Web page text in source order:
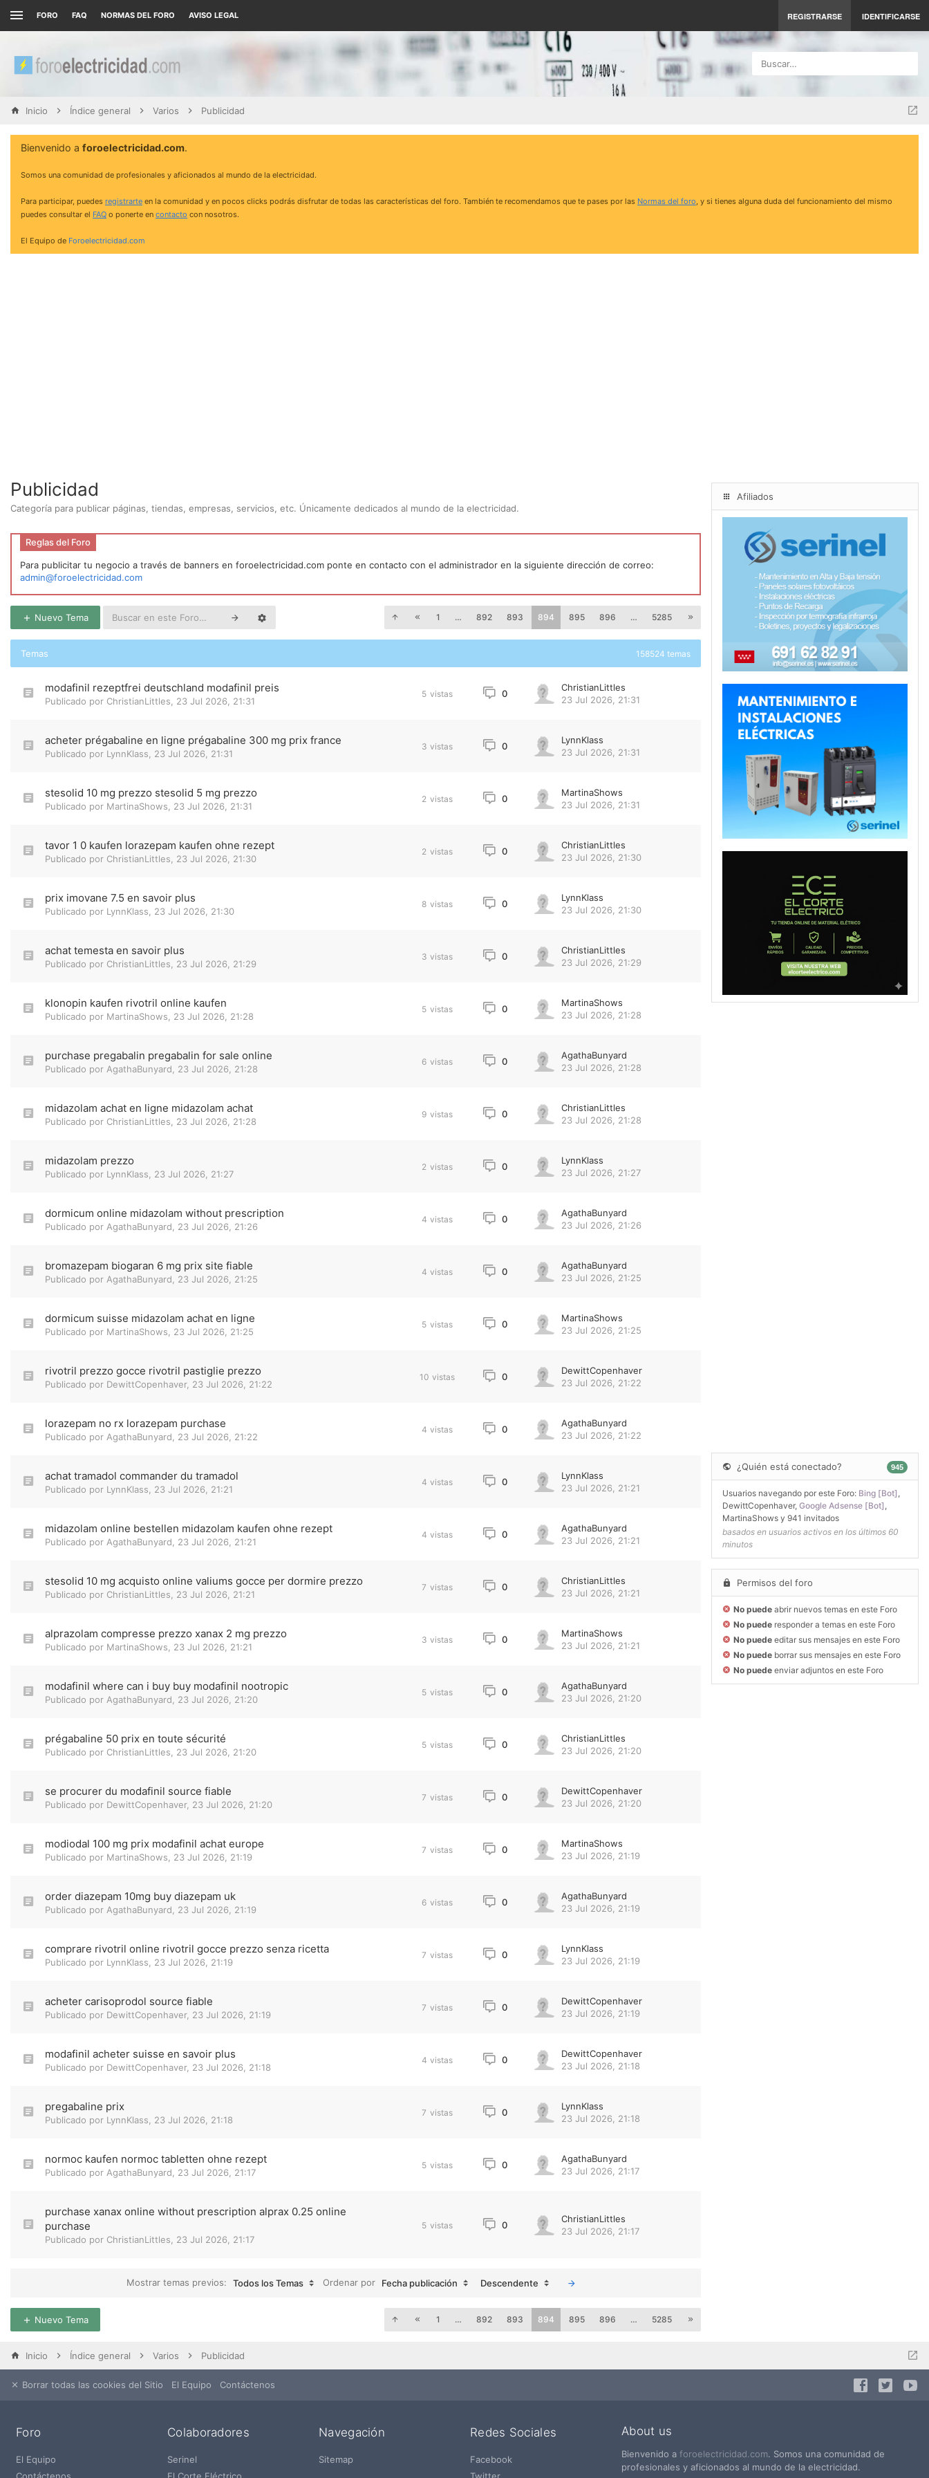
FORO FAQ NORMAS DEL FORO AVISO LEGAL REGISTRARSE IDENTIFICARSE
Buscar…
Inicio Índice general Varios Publicidad
Bienvenido a foroelectricidad.com.
Somos una comunidad de profesionales y aficionados al mundo de la electricidad.
Para participar, puedes registrarte en la comunidad y en pocos clicks podrás disfrutar de todas las características del foro. También te recomendamos que te pases por las Normas del foro, y si tienes alguna duda del funcionamiento del mismo
puedes consultar el FAQ o ponerte en contacto con nosotros.
El Equipo de Foroelectricidad.com
Publicidad
Categoría para publicar páginas, tiendas, empresas, servicios, etc. Únicamente dedicados al mundo de la electricidad.
Reglas del Foro
Para publicitar tu negocio a través de banners en foroelectricidad.com ponte en contacto con el administrador en la siguiente dirección de correo:
admin@foroelectricidad.com
Nuevo Tema 1 … 892 893 894 895 896 … 5285
Temas 158524 temas
modafinil rezeptfrei deutschland modafinil preis
Publicado por ChristianLittles 23 Jul 2026, 21:31
5 vistas 0
ChristianLittles
23 Jul 2026, 21:31
acheter prégabaline en ligne prégabaline 300 mg prix france
Publicado por LynnKlass 23 Jul 2026, 21:31
3 vistas 0
LynnKlass
23 Jul 2026, 21:31
stesolid 10 mg prezzo stesolid 5 mg prezzo
Publicado por MartinaShows 23 Jul 2026, 21:31
2 vistas 0
MartinaShows
23 Jul 2026, 21:31
tavor 1 0 kaufen lorazepam kaufen ohne rezept
Publicado por ChristianLittles 23 Jul 2026, 21:30
2 vistas 0
ChristianLittles
23 Jul 2026, 21:30
prix imovane 7.5 en savoir plus
Publicado por LynnKlass 23 Jul 2026, 21:30
8 vistas 0
LynnKlass
23 Jul 2026, 21:30
achat temesta en savoir plus
Publicado por ChristianLittles 23 Jul 2026, 21:29
3 vistas 0
ChristianLittles
23 Jul 2026, 21:29
klonopin kaufen rivotril online kaufen
Publicado por MartinaShows 23 Jul 2026, 21:28
5 vistas 0
MartinaShows
23 Jul 2026, 21:28
purchase pregabalin pregabalin for sale online
Publicado por AgathaBunyard 23 Jul 2026, 21:28
6 vistas 0
AgathaBunyard
23 Jul 2026, 21:28
midazolam achat en ligne midazolam achat
Publicado por ChristianLittles 23 Jul 2026, 21:28
9 vistas 0
ChristianLittles
23 Jul 2026, 21:28
midazolam prezzo
Publicado por LynnKlass 23 Jul 2026, 21:27
2 vistas 0
LynnKlass
23 Jul 2026, 21:27
dormicum online midazolam without prescription
Publicado por AgathaBunyard 23 Jul 2026, 21:26
4 vistas 0
AgathaBunyard
23 Jul 2026, 21:26
bromazepam biogaran 6 mg prix site fiable
Publicado por AgathaBunyard 23 Jul 2026, 21:25
4 vistas 0
AgathaBunyard
23 Jul 2026, 21:25
dormicum suisse midazolam achat en ligne
Publicado por MartinaShows 23 Jul 2026, 21:25
5 vistas 0
MartinaShows
23 Jul 2026, 21:25
rivotril prezzo gocce rivotril pastiglie prezzo
Publicado por DewittCopenhaver, 23 Jul 2026, 21:22
10 vistas 0
DewittCopenhaver
23 Jul 2026, 21:22
lorazepam no rx lorazepam purchase
Publicado por AgathaBunyard 23 Jul 2026, 21:22
4 vistas 0
AgathaBunyard
23 Jul 2026, 21:22
achat tramadol commander du tramadol
Publicado por LynnKlass 23 Jul 2026, 21:21
4 vistas 0
LynnKlass
23 Jul 2026, 21:21
midazolam online bestellen midazolam kaufen ohne rezept
Publicado por AgathaBunyard 23 Jul 2026, 21:21
4 vistas 0
AgathaBunyard
23 Jul 2026, 21:21
stesolid 10 mg acquisto online valiums gocce per dormire prezzo
Publicado por ChristianLittles 23 Jul 2026, 21:21
7 vistas 0
ChristianLittles
23 Jul 2026, 21:21
alprazolam compresse prezzo xanax 2 mg prezzo
Publicado por MartinaShows 23 Jul 2026, 21:21
3 vistas 0
MartinaShows
23 Jul 2026, 21:21
modafinil where can i buy buy modafinil nootropic
Publicado por AgathaBunyard 23 Jul 2026, 21:20
5 vistas 0
AgathaBunyard
23 Jul 2026, 21:20
prégabaline 50 prix en toute sécurité
Publicado por ChristianLittles 23 Jul 2026, 21:20
5 vistas 0
ChristianLittles
23 Jul 2026, 21:20
se procurer du modafinil source fiable
Publicado por DewittCopenhaver, 23 Jul 2026, 21:20
7 vistas 0
DewittCopenhaver
23 Jul 2026, 21:20
modiodal 100 mg prix modafinil achat europe
Publicado por MartinaShows 23 Jul 2026, 21:19
7 vistas 0
MartinaShows
23 Jul 2026, 21:19
order diazepam 10mg buy diazepam uk
Publicado por AgathaBunyard 23 Jul 2026, 21:19
6 vistas 0
AgathaBunyard
23 Jul 2026, 21:19
comprare rivotril online rivotril gocce prezzo senza ricetta
Publicado por LynnKlass 23 Jul 2026, 21:19
7 vistas 0
LynnKlass
23 Jul 2026, 21:19
acheter carisoprodol source fiable
Publicado por DewittCopenhaver, 23 Jul 2026, 21:19
7 vistas 0
DewittCopenhaver
23 Jul 2026, 21:19
modafinil acheter suisse en savoir plus
Publicado por DewittCopenhaver, 23 Jul 2026, 21:18
4 vistas 0
DewittCopenhaver
23 Jul 2026, 21:18
pregabaline prix
Publicado por LynnKlass 23 Jul 2026, 21:18
7 vistas 0
LynnKlass
23 Jul 2026, 21:18
normoc kaufen normoc tabletten ohne rezept
Publicado por AgathaBunyard 23 Jul 2026, 21:17
5 vistas 0
AgathaBunyard
23 Jul 2026, 21:17
purchase xanax online without prescription alprax 0.25 online
purchase
Publicado por ChristianLittles 23 Jul 2026, 21:17
5 vistas 0
ChristianLittles
23 Jul 2026, 21:17
Mostrar temas previos: Todos los Temas Ordenar por Fecha publicación Descendente
Nuevo Tema 1 … 892 893 894 895 896 … 5285
Afiliados
¿Quién está conectado? 945
Usuarios navegando por este Foro: Bing [Bot]
DewittCopenhaver, Google Adsense [Bot]
MartinaShows y 941 invitados
basados en usuarios activos en los últimos 60
minutos
Permisos del foro
No puede abrir nuevos temas en este Foro
No puede responder a temas en este Foro
No puede editar sus mensajes en este Foro
No puede borrar sus mensajes en este Foro
No puede enviar adjuntos en este Foro
Inicio Índice general Varios Publicidad
Borrar todas las cookies del Sitio El Equipo Contáctenos
Foro
El Equipo
Colaboradores
Serinel
Navegación
Sitemap
Redes Sociales
Facebook
About us
Bienvenido a foroelectricidad.com. Somos una comunidad de
profesionales y aficionados al mundo de la electricidad.